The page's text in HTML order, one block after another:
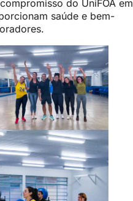
do UniFOA em
saúde e bem-